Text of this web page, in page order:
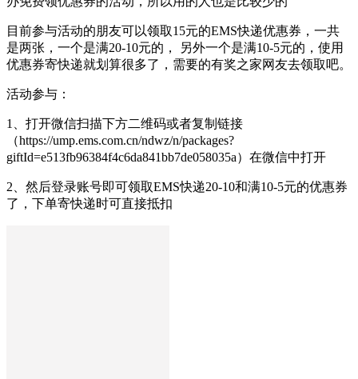
目前参与活动的朋友可以领取15元的EMS快递优惠券，一共
是两张，一个是满20-10元的， 另外一个是满10-5元的，使用
优惠券寄快递就划算很多了，需要的有奖之家网友去领取吧。
活动参与：
1、打开微信扫描下方二维码或者复制链接
（https://ump.ems.com.cn/ndwz/n/packages?
giftId=e513fb96384f4c6da841bb7de058035a）在微信中打开
2、然后登录账号即可领取EMS快递20-10和满10-5元的优惠券
了，下单寄快递时可直接抵扣